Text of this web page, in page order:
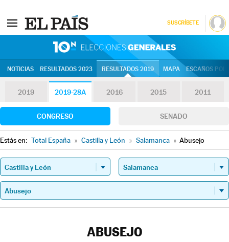
SUSCRÍBETE
NOTICIAS RESULTADOS 2023 RESULTADOS 2019 MAPA ESCAÑOS
2019 2019-28A 2016 2015 2011
CONGRESO SENADO
Estás en: Total España » Castilla y León » Salamanca » Abusejo
ABUSEJO